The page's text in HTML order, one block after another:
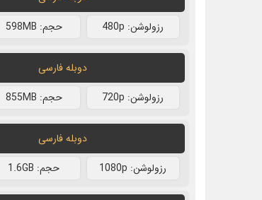
رزولوشن: 480p
حجم: 598MB
دوبله فارسی
رزولوشن: 720p
حجم: 855MB
دوبله فارسی
رزولوشن: 1080p
حجم: 1.6GB